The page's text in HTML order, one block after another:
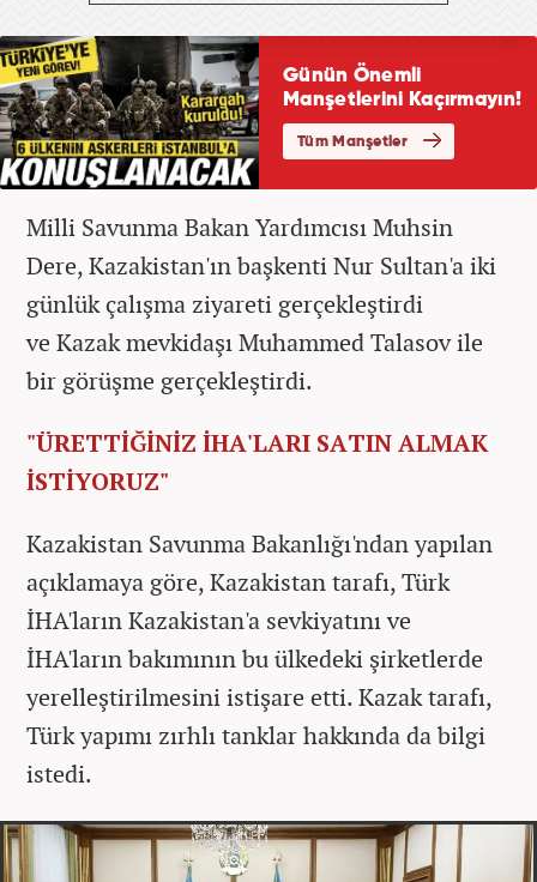
Milli Savunma Bakan Yardımcısı Muhsin
Dere, Kazakistan'ın başkenti Nur Sultan'a iki
günlük çalışma ziyareti gerçekleştirdi
ve Kazak mevkidaşı Muhammed Talasov ile
bir görüşme gerçekleştirdi.
"ÜRETTİĞİNİZ İHA'LARI SATIN ALMAK
İSTİYORUZ"
Kazakistan Savunma Bakanlığı'ndan yapılan
açıklamaya göre, Kazakistan tarafı, Türk
İHA'ların Kazakistan'a sevkiyatını ve
İHA'ların bakımının bu ülkedeki şirketlerde
yerelleştirilmesini istişare etti. Kazak tarafı,
Türk yapımı zırhlı tanklar hakkında da bilgi
istedi.